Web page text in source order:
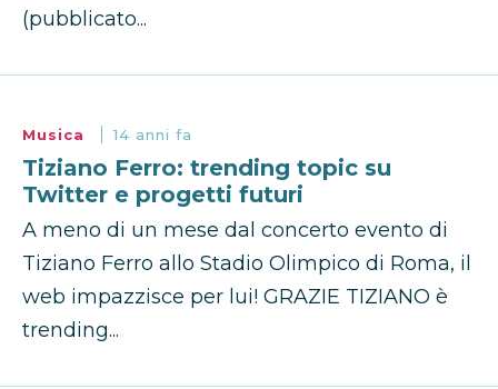
(pubblicato...
Musica 14 anni fa
Tiziano Ferro: trending topic su
Twitter e progetti futuri
A meno di un mese dal concerto evento di
Tiziano Ferro allo Stadio Olimpico di Roma, il
web impazzisce per lui! GRAZIE TIZIANO è
trending...